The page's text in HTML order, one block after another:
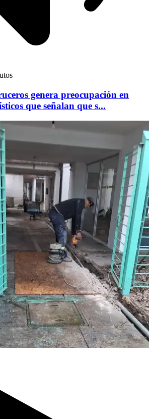
genera preocupación en
que señalan que s...